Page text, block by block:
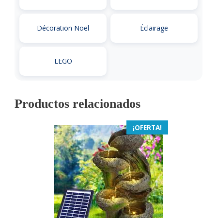
Décoration Noël Éclairage
LEGO
Productos relacionados
¡OFERTA!